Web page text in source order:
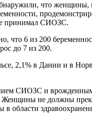
что
принимал СИОЗС.
что 6 из 200
до 7 из 200.
2,1% в Дании и в
СИОЗС и
Женщины не должны
области